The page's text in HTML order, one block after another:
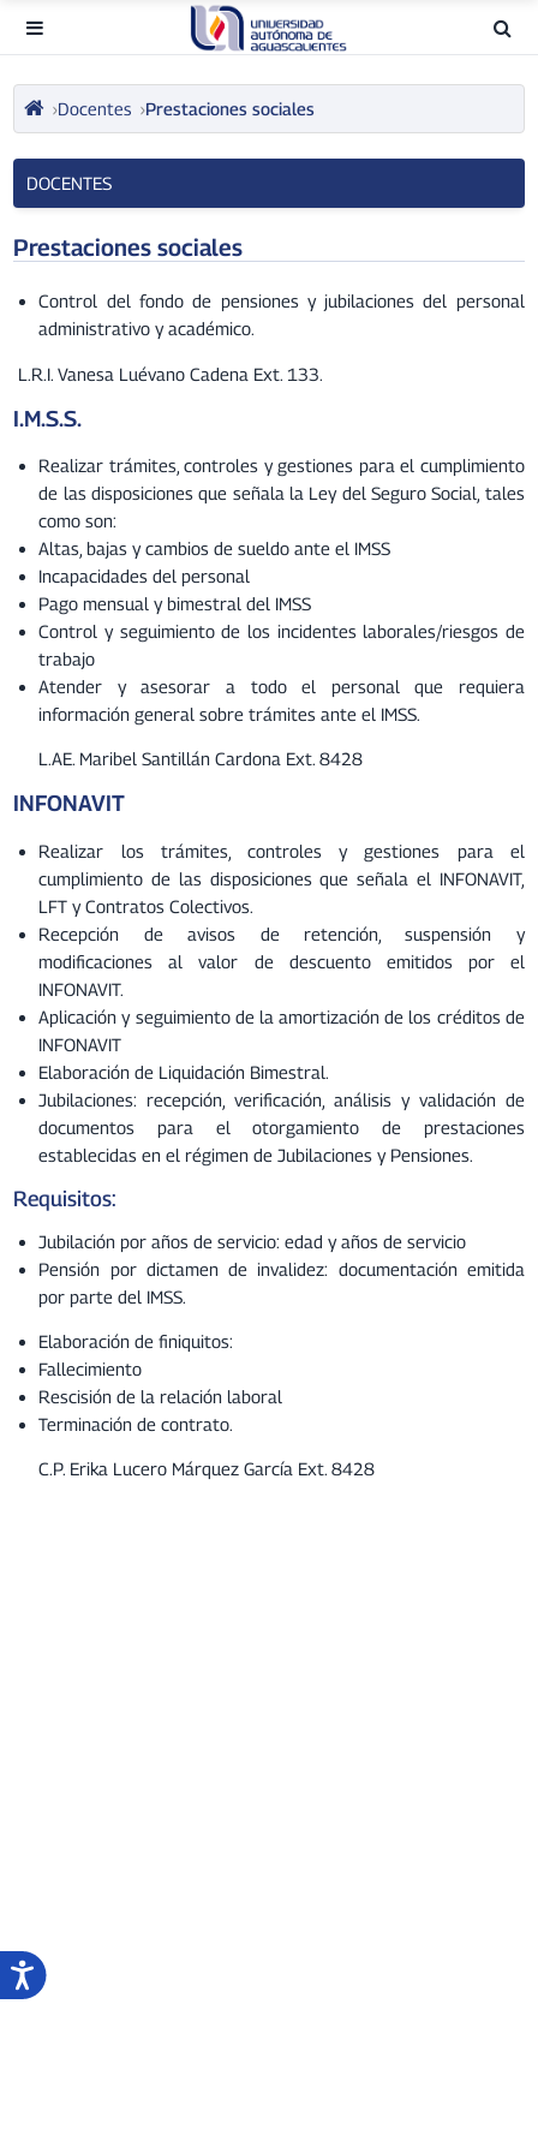
Docentes Prestaciones sociales
DOCENTES
Prestaciones sociales
Control del fondo de pensiones y jubilaciones del personal
administrativo y académico.
L.R.I. Vanesa Luévano Cadena Ext. 133.
I.M.S.S.
Realizar trámites, controles y gestiones para el cumplimiento
de las disposiciones que señala la Ley del Seguro Social, tales
como son:
Altas, bajas y cambios de sueldo ante el IMSS
Incapacidades del personal
Pago mensual y bimestral del IMSS
Control y seguimiento de los incidentes laborales/riesgos de
trabajo
Atender y asesorar a todo el personal que requiera
información general sobre trámites ante el IMSS.
L.AE. Maribel Santillán Cardona Ext. 8428
INFONAVIT
Realizar los trámites, controles y gestiones para el
cumplimiento de las disposiciones que señala el INFONAVIT,
LFT y Contratos Colectivos.
Recepción de avisos de retención, suspensión y
modificaciones al valor de descuento emitidos por el
INFONAVIT.
Aplicación y seguimiento de la amortización de los créditos de
INFONAVIT
Elaboración de Liquidación Bimestral.
Jubilaciones: recepción, verificación, análisis y validación de
documentos para el otorgamiento de prestaciones
establecidas en el régimen de Jubilaciones y Pensiones.
Requisitos:
Jubilación por años de servicio: edad y años de servicio
Pensión por dictamen de invalidez: documentación emitida
por parte del IMSS.
Elaboración de finiquitos:
Fallecimiento
Rescisión de la relación laboral
Terminación de contrato.
C.P. Erika Lucero Márquez García Ext. 8428